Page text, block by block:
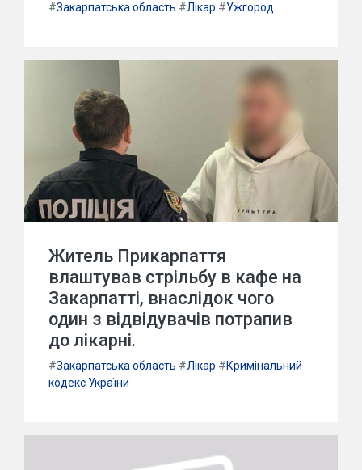
#Закарпатська область #Лікар #Ужгород
Житель Прикарпаття
влаштував стрільбу в кафе на
Закарпатті, внаслідок чого
один з відвідувачів потрапив
до лікарні.
#Закарпатська область #Лікар #Кримінальний
кодекс України